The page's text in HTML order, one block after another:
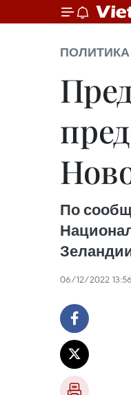
ПОЛИТИКА
По
06/12/2022 13:56